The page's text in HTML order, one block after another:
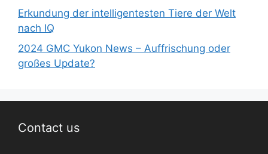
Erkundung der intelligentesten Tiere der Welt
nach IQ
2024 GMC Yukon News – Auffrischung oder
großes Update?
Contact us